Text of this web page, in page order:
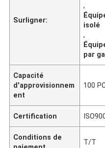
Surligner:
,
isolé
,
par
Capacité
d'approvisionnem
ent
100
Certification
Conditions de
T/T